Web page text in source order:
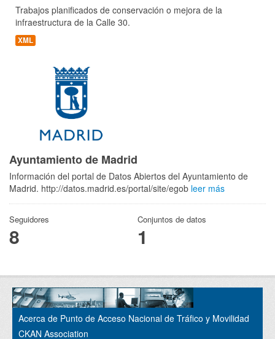
Trabajos planificados de conservación o mejora de la
infraestructura de la Calle 30.
XML
Ayuntamiento de Madrid
Información del portal de Datos Abiertos del Ayuntamiento de
Madrid. http://datos.madrid.es/portal/site/egob leer más
Seguidores
8
Conjuntos de datos
1
Acerca de Punto de Acceso Nacional de Tráfico y Movilidad
CKAN Association